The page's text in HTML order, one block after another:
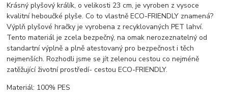
Krásný plyšový králík, o velikosti 23 cm, je vyroben z vysoce
kvalitní heboučké plyše. Co to vlastně ECO-FRIENDLY znamená?
Výplň plyšové hračky je vyrobena z recyklovaných PET lahví.
Tento materiál je zcela bezpečný, na omak nerozeznatelný od
standartní výplně a plně atestovaný pro bezpečnost i těch
nejmenších. Rozhodli jsme se jít zelenou cestou co nejméně
zatěžující životní prostředí- cestou ECO-FRIENDLY.
Materiál: 100% PES